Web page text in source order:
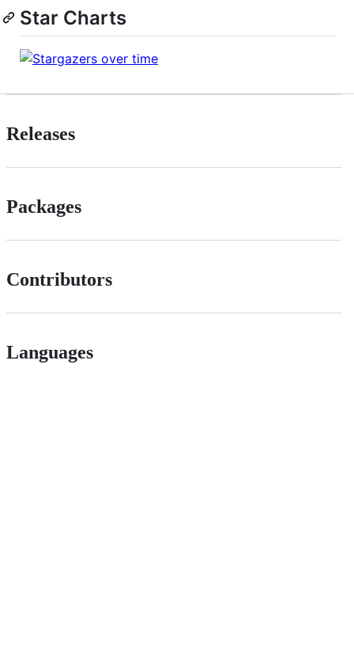
Star Charts
Releases
Packages
Contributors
Languages